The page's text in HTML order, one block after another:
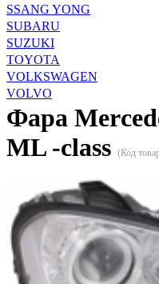
SSANG YONG
SUBARU
SUZUKI
TOYOTA
VOLKSWAGEN
VOLVO
Фара
ML -class (Код